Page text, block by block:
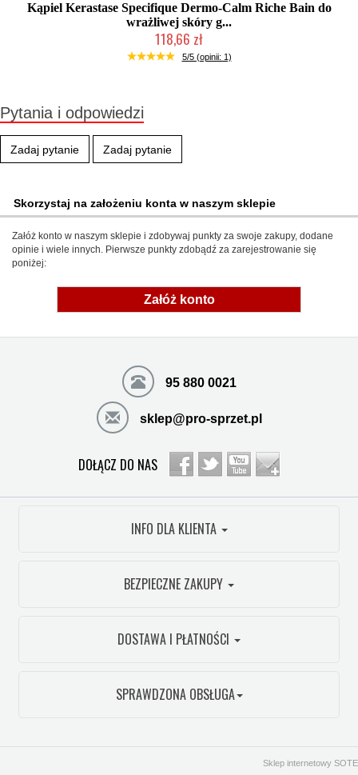
Kąpiel Kerastase Specifique Dermo-Calm Riche Bain do
wrażliwej skóry g...
118,66 zł
Chwilowo niedostępny
5/5 (opinii: 1)
Pytania i odpowiedzi
Zadaj pytanie Zadaj pytanie
Skorzystaj na założeniu konta w naszym sklepie
Załóż konto w naszym sklepie i zdobywaj punkty za swoje zakupy, dodane
opinie i wiele innych. Pierwsze punkty zdobądź za zarejestrowanie się
poniżej:
Załóż konto
95 880 0021
sklep@pro-sprzet.pl
DOŁĄCZ DO NAS
INFO DLA KLIENTA
BEZPIECZNE ZAKUPY
DOSTAWA I PŁATNOŚCI
SPRAWDZONA OBSŁUGA
Sklep internetowy SOTE